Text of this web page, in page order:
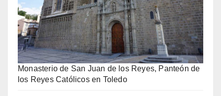
Monasterio de San Juan de los Reyes, Panteón de
los Reyes Católicos en Toledo